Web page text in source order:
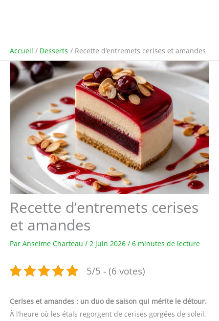
Accueil Desserts Recette d’entremets cerises et amandes
Recette d’entremets cerises
et amandes
Par Anselme Charteau / 2 juin 2026 / 6 minutes de lecture
5/5 - (6 votes)
Cerises et amandes : un duo de saison qui mérite le détour.
À l’heure où les étals regorgent de cerises gorgées de soleil,